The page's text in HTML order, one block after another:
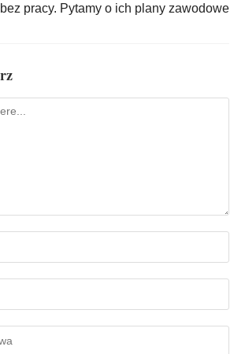
bez pracy. Pytamy o ich plany zawodowe